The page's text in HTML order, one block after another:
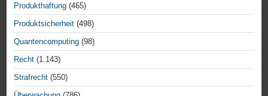
Produkthaftung (465)
Produktsicherheit (498)
Quantencomputing (98)
Recht (1.143)
Strafrecht (550)